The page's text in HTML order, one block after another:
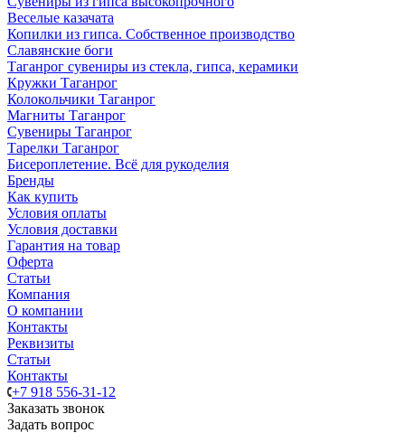
Веселые казачата
Копилки из гипса. Собственное производство
Славянские боги
Таганрог сувениры из стекла, гипса, керамики
Кружки Таганрог
Колокольчики Таганрог
Магниты Таганрог
Сувениры Таганрог
Тарелки Таганрог
Бисероплетение. Всё для рукоделия
Бренды
Как купить
Условия оплаты
Условия доставки
Гарантия на товар
Оферта
Статьи
Компания
О компании
Контакты
Реквизиты
Статьи
Контакты
+7 918 556-31-12
Заказать звонок
Задать вопрос